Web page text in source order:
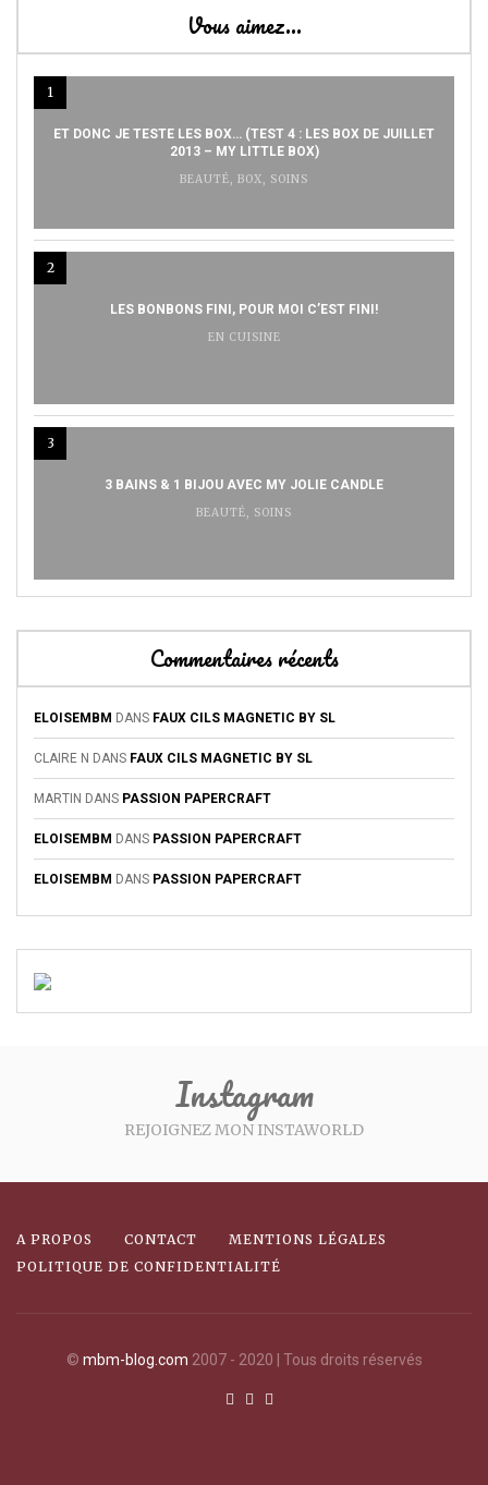
Vous aimez…
1
ET DONC JE TESTE LES BOX… (TEST 4 : LES BOX DE JUILLET
2013 – MY LITTLE BOX)
BEAUTÉ, BOX, SOINS
2
LES BONBONS FINI, POUR MOI C’EST FINI!
EN CUISINE
3
3 BAINS & 1 BIJOU AVEC MY JOLIE CANDLE
BEAUTÉ, SOINS
Commentaires récents
ELOISEMBM DANS FAUX CILS MAGNETIC BY SL
CLAIRE N DANS FAUX CILS MAGNETIC BY SL
MARTIN DANS PASSION PAPERCRAFT
ELOISEMBM DANS PASSION PAPERCRAFT
ELOISEMBM DANS PASSION PAPERCRAFT
Instagram
REJOIGNEZ MON INSTAWORLD
A PROPOS CONTACT
MENTIONS LÉGALES
POLITIQUE DE CONFIDENTIALITÉ
© mbm-blog.com 2007 - 2020 | Tous droits réservés